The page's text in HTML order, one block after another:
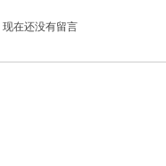
现在还没有留言